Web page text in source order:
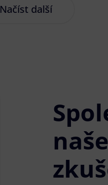
Načíst další